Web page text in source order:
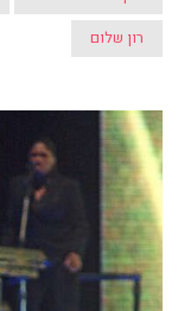
רון שלום